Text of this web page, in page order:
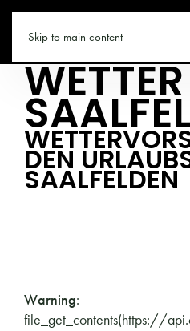
Skip to main content
SAALFELDEN.CO
DEN
SAALFELDEN
Warning:
file_get_contents(https://